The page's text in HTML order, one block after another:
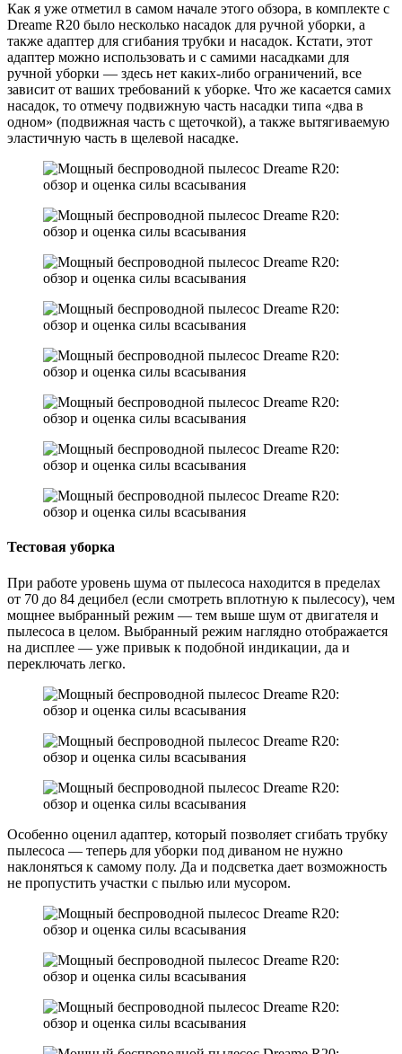
Как я уже отметил в самом начале этого обзора, в комплекте с
Dreame R20 было несколько насадок для ручной уборки, а
также адаптер для сгибания трубки и насадок. Кстати, этот
адаптер можно использовать и с самими насадками для
ручной уборки — здесь нет каких-либо ограничений, все
зависит от ваших требований к уборке. Что же касается самих
насадок, то отмечу подвижную часть насадки типа «два в
одном» (подвижная часть с щеточкой), а также вытягиваемую
эластичную часть в щелевой насадке.
Тестовая уборка
При работе уровень шума от пылесоса находится в пределах
от 70 до 84 децибел (если смотреть вплотную к пылесосу), чем
мощнее выбранный режим — тем выше шум от двигателя и
пылесоса в целом. Выбранный режим наглядно отображается
на дисплее — уже привык к подобной индикации, да и
переключать легко.
Особенно оценил адаптер, который позволяет сгибать трубку
пылесоса — теперь для уборки под диваном не нужно
наклоняться к самому полу. Да и подсветка дает возможность
не пропустить участки с пылью или мусором.